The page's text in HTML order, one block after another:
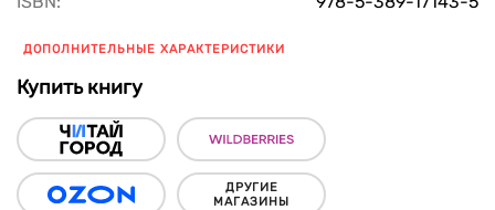
ДОПОЛНИТЕЛЬНЫЕ ХАРАКТЕРИСТИКИ
Купить книгу
ДРУГИЕ
МАГАЗИНЫ